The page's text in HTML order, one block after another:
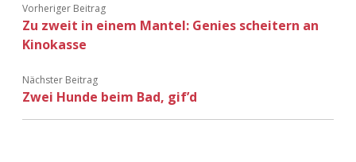
Vorheriger Beitrag
Zu zweit in einem Mantel: Genies scheitern an
Kinokasse
Nächster Beitrag
Zwei Hunde beim Bad, gif’d